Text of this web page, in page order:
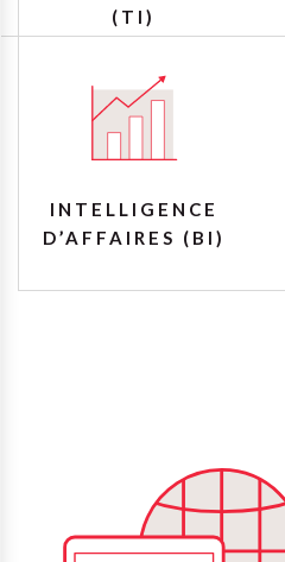
(TI)
INTELLIGENCE
D’AFFAIRES (BI)